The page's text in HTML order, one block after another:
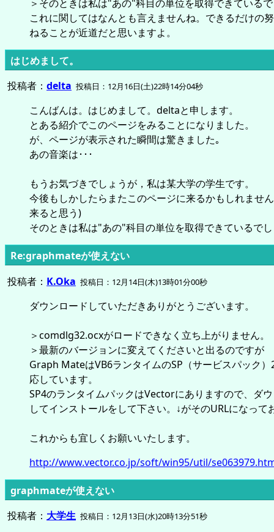
＞そのときは私は"あの"科目の単位を取得できている
これに関してはなんとも言えませんね。できるだけの
ねることが近道だと思いますよ。
はじめまして。
投稿者： delta 投稿日：12月16日(土)22時14分04秒
こんばんは。はじめまして。deltaと申します。
とある紹介でこのページをみることになりました。
が、ページが表示された瞬間は驚きました｡
あの音楽は･･･
もうお気づきでしょうが，私は某大学の学生です。
今後もしかしたらまたこのページに来るかもしれませ
来ると思う)
そのときは私は"あの"科目の単位を取得できているで
Re:graphmateが使えない
投稿者： K.Oka 投稿日：12月14日(木)13時01分00秒
ダウンロードしていただきありがとうございます。
＞comdlg32.ocxがロードできなく立ち上がりません。
＞最新のバージョンに変えてくださいと出るのですが
Graph MateはVB6ランタイムのSP（サービスパック
応しています。
SP4のランタイムパックはVectorにありますので、ダ
してインストールをして下さい。↓がそのURLになって
これからも宜しくお願いいたします。
http://www.vector.co.jp/soft/win95/util/
graphmateが使えない
投稿者： 大学生 投稿日：12月13日(水)20時13分51秒